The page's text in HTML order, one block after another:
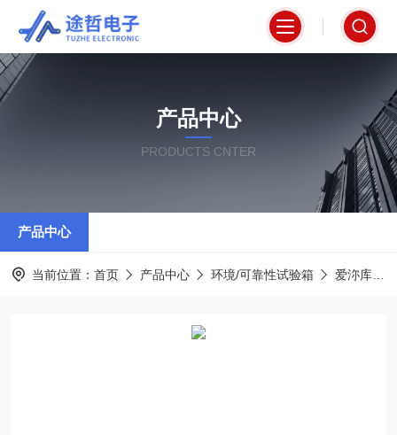
产品中心
PRODUCTS CNTER
产品中心
当前位置： 首页 产品中心 环境/可靠性试验箱 爱沵库EMKU